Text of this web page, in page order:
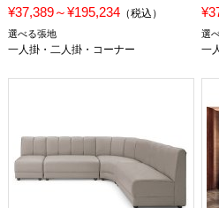
¥37,389～¥195,234（税込）
選べる張地
一人掛・二人掛・コーナー
選
一